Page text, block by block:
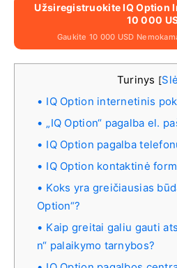
Užsiregistruokite IQ Option
10 000
Gaukite 10 000 USD
Turinys [
IQ Option internetinis
„IQ Option“ pagalba el.
IQ Option pagalba
IQ Option kontaktinė
Koks yra greičiausias
Option“?
Kaip greitai galiu gauti
n“ palaikymo tarnybos?